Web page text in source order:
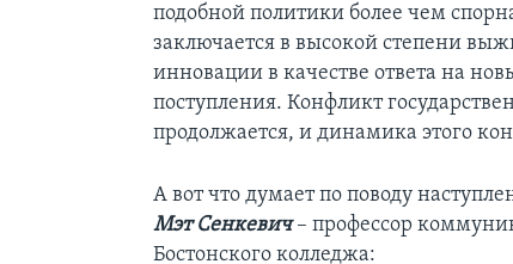
подобной политики более чем
заключается в высокой степени
инновации в качестве ответа на
поступления. Конфликт
продолжается, и динамика этого
А вот что думает по поводу
Мэт Сенкевич– профессор
Бостонского колледжа: